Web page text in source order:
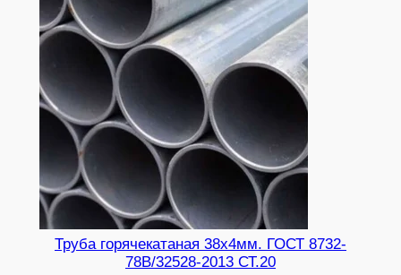
Труба горячекатаная 38х4мм. ГОСТ 8732-
78В/32528-2013 СТ.20